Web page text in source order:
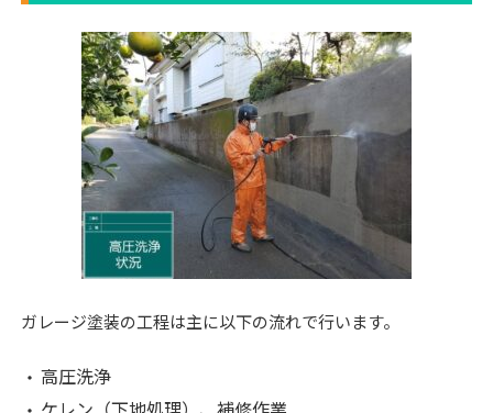
ガレージ塗装の工程は主に以下の流れで行います。
高圧洗浄